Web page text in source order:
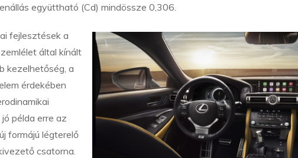
együttható (Cd) mindössze 0,306.
fejlesztések a
által kínált
kezelhetőség, a
érdekében
példa erre az
formájú légterelő
csatorna.